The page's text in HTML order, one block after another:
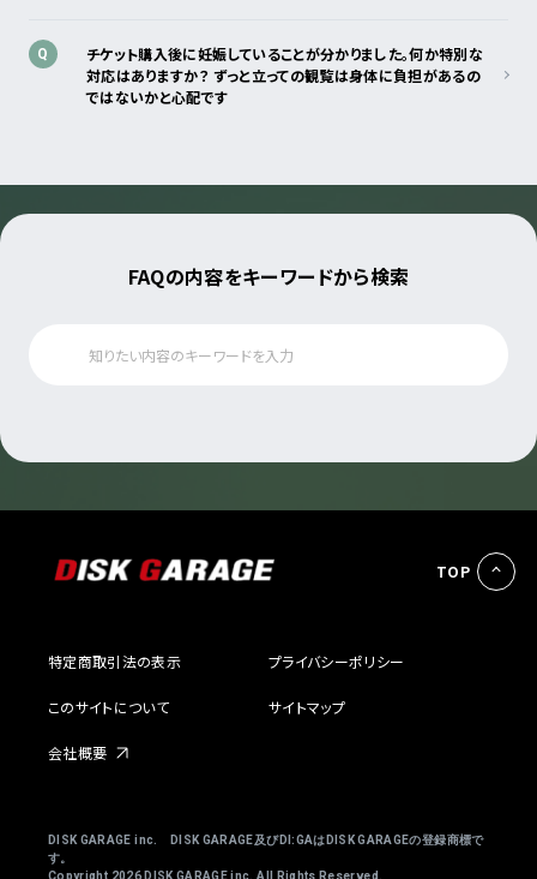
Q
チケット購入後に妊娠していることが分かりました。何か特別な
対応はありますか？ ずっと立っての観覧は身体に負担があるの
ではないかと心配です
FAQの内容をキーワードから検索
TOP
特定商取引法の表示 プライバシーポリシー
このサイトについて サイトマップ
会社概要
DISK GARAGE inc. DISK GARAGE及びDI:GAはDISK GARAGEの登録商標で
す。
Copyright 2026 DISK GARAGE inc. All Rights Reserved.